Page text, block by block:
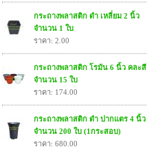
กระถางพลาสติก ดำ เหลี่ยม 2 นิ้ว
จำนวน 1 ใบ
ราคา: 2.00
กระถางพลาสติก โรมัน 6 นิ้ว คละสี
จำนวน 15 ใบ
ราคา: 174.00
กระถางพลาสติก ดำ ปากแตร 4 นิ้ว
จำนวน 200 ใบ (1กระสอบ)
ราคา: 680.00